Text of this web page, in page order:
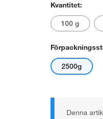
Kvantitet:
100 g
2500g
Denna